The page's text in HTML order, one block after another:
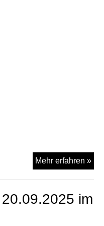
Mehr erfahren »
am
im